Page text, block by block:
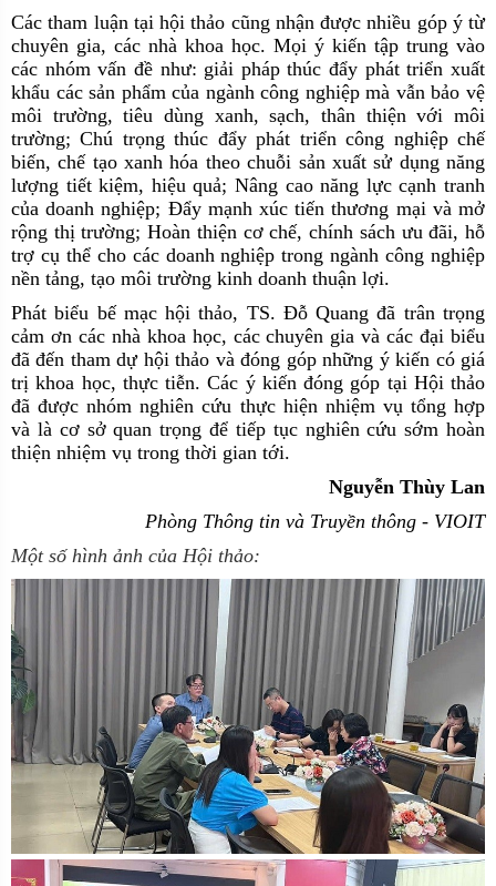
Các tham luận tại hội thảo cũng nhận được nhiều góp ý từ
chuyên gia, các nhà khoa học. Mọi ý kiến tập trung vào
các nhóm vấn đề như: giải phápthúc đẩy phát triển xuất
khẩu các sản phẩm của ngành công nghiệp mà vẫn bảo vệ
môi trường, tiêu dùng xanh, sạch, thân thiện với môi
trường; Chú trọng thúc đẩy phát triển công nghiệp chế
biến, chế tạo xanh hóa theo chuỗi sản xuất sử dụng năng
lượng tiết kiệm, hiệu quả; Nâng cao năng lực cạnh tranh
của doanh nghiệp; Đẩy mạnh xúc tiến thương mại và mở
rộng thị trường; Hoàn thiện cơ chế, chính sách ưu đãi, hỗ
trợ cụ thể cho các doanh nghiệp trong ngành công nghiệp
nền tảng, tạo môi trường kinh doanh thuận lợi.
Phát biểu bế mạc hội thảo, TS. Đỗ Quang đã trân trọng
cảm ơn các nhà khoa học, các chuyên gia và các đại biểu
đã đến tham dự hội thảo và đóng góp những ý kiến có giá
trị khoa học, thực tiễn. Các ý kiến đóng góp tại Hội thảo
đã được nhóm nghiên cứu thực hiện nhiệm vụ tổng hợp
và là cơ sở quan trọng để tiếp tục nghiên cứusớm hoàn
thiện nhiệm vụ trong thời gian tới.
Nguyễn Thùy Lan
Phòng Thông tin và Truyền thông - VIOIT
Một số hình ảnh của Hội thảo: